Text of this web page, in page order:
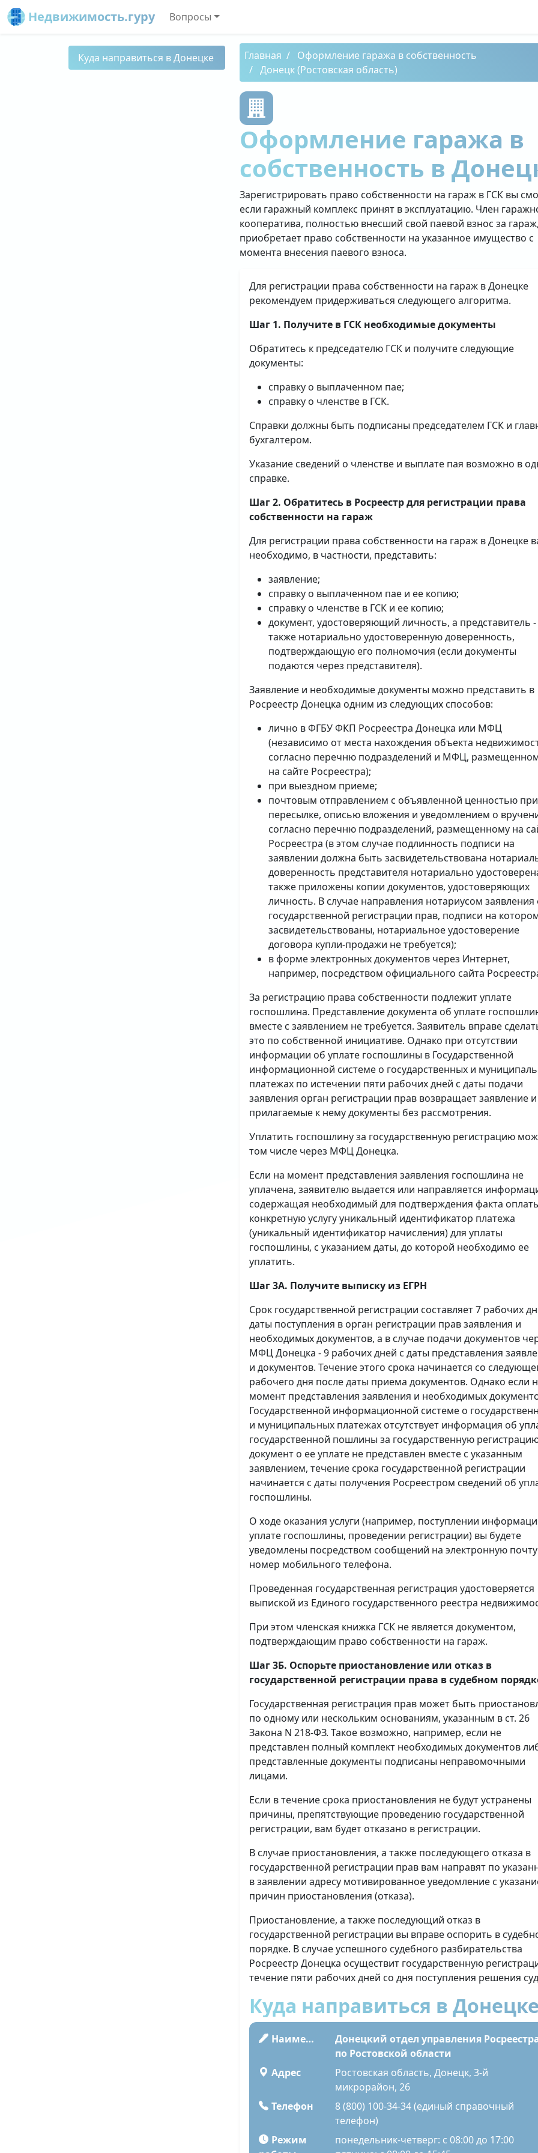
Недвижимость.гуру Вопросы
Куда направиться в Донецке Главная
Оформление гаража в собственность
Донецк (Ростовская область)
Оформление гаража в
собственность в
Зарегистрировать право собственности на гараж в ГСК вы
если гаражный комплекс принят в эксплуатацию. Член
кооператива, полностью внесший свой паевой взнос за гараж,
приобретает право собственности на указанное имущество с
момента внесения паевого взноса.
Для регистрации права собственности на гараж в Донецке
рекомендуем придерживаться следующего алгоритма.
Шаг 1. Получите в ГСК необходимые документы
Обратитесь к председателю ГСК и получите следующие
документы:
справку о выплаченном пае;
справку о членстве в ГСК.
Справки должны быть подписаны председателем ГСК и
бухгалтером.
Указание сведений о членстве и выплате пая возможно в
справке.
Шаг 2. Обратитесь в Росреестр для регистрации права
собственности на гараж
Для регистрации права собственности на гараж в Донецке
необходимо, в частности, представить:
заявление;
справку о выплаченном пае и ее копию;
справку о членстве в ГСК и ее копию;
документ, удостоверяющий личность, а представитель -
также нотариально удостоверенную доверенность,
подтверждающую его полномочия (если документы
подаются через представителя).
Заявление и необходимые документы можно представить в
Росреестр Донецка одним из следующих способов:
лично в ФГБУ ФКП Росреестра Донецка или МФЦ
(независимо от места нахождения объекта
согласно перечню подразделений и МФЦ,
на сайте Росреестра);
при выездном приеме;
почтовым отправлением с объявленной ценностью при
пересылке, описью вложения и уведомлением о
согласно перечню подразделений, размещенному на
Росреестра (в этом случае подлинность подписи на
заявлении должна быть засвидетельствована
доверенность представителя нотариально
также приложены копии документов, удостоверяющих
личность. В случае направления нотариусом заявления
государственной регистрации прав, подписи на
засвидетельствованы, нотариальное удостоверение
договора купли-продажи не требуется);
в форме электронных документов через Интернет,
например, посредством официального сайта
За регистрацию права собственности подлежит уплате
госпошлина. Представление документа об уплате
вместе с заявлением не требуется. Заявитель вправе
это по собственной инициативе. Однако при отсутствии
информации об уплате госпошлины в Государственной
информационной системе о государственных и
платежах по истечении пяти рабочих дней с даты подачи
заявления орган регистрации прав возвращает заявление и
прилагаемые к нему документы без рассмотрения.
Уплатить госпошлину за государственную регистрацию
том числе через МФЦ Донецка.
Если на момент представления заявления госпошлина не
уплачена, заявителю выдается или направляется
содержащая необходимый для подтверждения факта
конкретную услугу уникальный идентификатор платежа
(уникальный идентификатор начисления) для уплаты
госпошлины, с указанием даты, до которой необходимо ее
уплатить.
Шаг 3А. Получите выписку из ЕГРН
Срок государственной регистрации составляет 7 рабочих
даты поступления в орган регистрации прав заявления и
необходимых документов, а в случае подачи документов
МФЦ Донецка - 9 рабочих дней с даты представления
и документов. Течение этого срока начинается со
рабочего дня после даты приема документов. Однако если
момент представления заявления и необходимых
Государственной информационной системе о
и муниципальных платежах отсутствует информация об
государственной пошлины за государственную
документ о ее уплате не представлен вместе с указанным
заявлением, течение срока государственной регистрации
начинается с даты получения Росреестром сведений об
госпошлины.
О ходе оказания услуги (например, поступлении
уплате госпошлины, проведении регистрации) вы будете
уведомлены посредством сообщений на электронную
номер мобильного телефона.
Проведенная государственная регистрация удостоверяется
выпиской из Единого государственного реестра
При этом членская книжка ГСК не является документом,
подтверждающим право собственности на гараж.
Шаг 3Б. Оспорьте приостановление или отказ в
государственной регистрации права в судебном
Государственная регистрация прав может быть
по одному или нескольким основаниям, указанным в ст. 26
Закона N 218-ФЗ. Такое возможно, например, если не
представлен полный комплект необходимых документов
представленные документы подписаны неправомочными
лицами.
Если в течение срока приостановления не будут устранены
причины, препятствующие проведению государственной
регистрации, вам будет отказано в регистрации.
В случае приостановления, а также последующего отказа в
государственной регистрации прав вам направят по
в заявлении адресу мотивированное уведомление с
причин приостановления (отказа).
Приостановление, а также последующий отказ в
государственной регистрации вы вправе оспорить в
порядке. В случае успешного судебного разбирательства
Росреестр Донецка осуществит государственную
течение пяти рабочих дней со дня поступления решения
Куда направиться в Донецке
Наименование
Донецкий отдел управления
по Ростовской области
Адрес
Ростовская область, Донецк, 3-й
микрорайон, 26
Телефон
8 (800) 100-34-34 (единый справочный
телефон)
Режим
понедельник-четверг: с 08:00 до 17:00